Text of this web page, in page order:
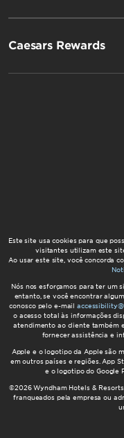
Caesars Rewards
Este site usa cookies para que
visitantes utilizam este
Ao usar este site, você concorda
Nós nos esforçamos para ter um
entanto, se você encontrar
conosco pelo e-mail
o acesso total às informações
atendimento ao cliente também
fornecer assistência e
Apple e o logotipo da Apple são
em outros países e regiões. App
e o logotipo do Google
©2026 Wyndham Hotels &
franqueados pela empresa ou